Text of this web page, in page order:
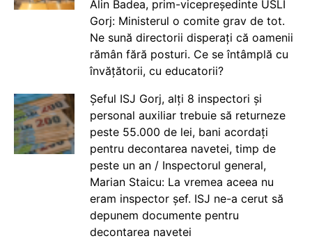
Alin Badea, prim-vicepreședinte USLI
Gorj: Ministerul o comite grav de tot.
Ne sună directorii disperați că oamenii
rămân fără posturi. Ce se întâmplă cu
învățătorii, cu educatorii?
Șeful ISJ Gorj, alți 8 inspectori și
personal auxiliar trebuie să returneze
peste 55.000 de lei, bani acordați
pentru decontarea navetei, timp de
peste un an / Inspectorul general,
Marian Staicu: La vremea aceea nu
eram inspector șef. ISJ ne-a cerut să
depunem documente pentru
decontarea navetei